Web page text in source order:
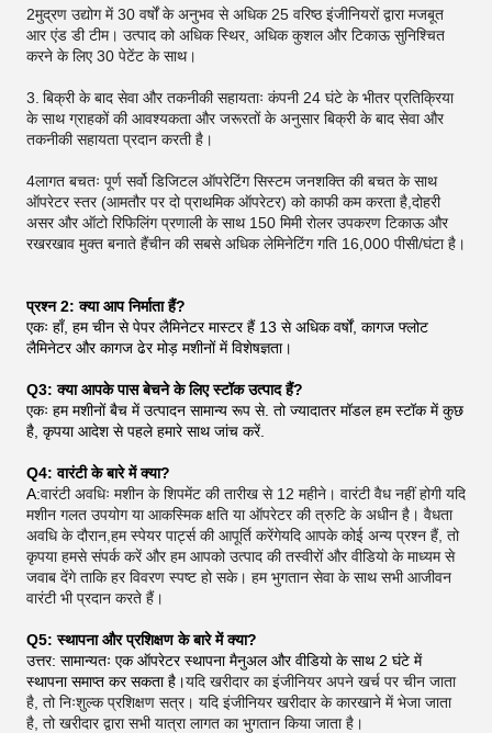
2मुद्रण उद्योग में 30 वर्षों के अनुभव से अधिक 25 वरिष्ठ इंजीनियरों द्वारा मजबूत
आर एंड डी टीम। उत्पाद को अधिक स्थिर, अधिक कुशल और टिकाऊ सुनिश्चित
करने के लिए 30 पेटेंट के साथ।
3. बिक्री के बाद सेवा और तकनीकी सहायताः कंपनी 24 घंटे के भीतर प्रतिक्रिया
के साथ ग्राहकों की आवश्यकता और जरूरतों के अनुसार बिक्री के बाद सेवा और
तकनीकी सहायता प्रदान करती है।
4लागत बचतः पूर्ण सर्वो डिजिटल ऑपरेटिंग सिस्टम जनशक्ति की बचत के साथ
ऑपरेटर स्तर (आमतौर पर दो प्राथमिक ऑपरेटर) को काफी कम करता है,दोहरी
असर और ऑटो रिफिलिंग प्रणाली के साथ 150 मिमी रोलर उपकरण टिकाऊ और
रखरखाव मुक्त बनाते हैंचीन की सबसे अधिक लेमिनेटिंग गति 16,000 पीसी/घंटा है।
प्रश्न 2: क्या आप निर्माता हैं?
एकः हाँ, हम चीन से पेपर लैमिनेटर मास्टर हैं 13 से अधिक वर्षों, कागज फ्लोट
लैमिनेटर और कागज ढेर मोड़ मशीनों में विशेषज्ञता।
Q3: क्या आपके पास बेचने के लिए स्टॉक उत्पाद हैं?
एकः हम मशीनों बैच में उत्पादन सामान्य रूप से. तो ज्यादातर मॉडल हम स्टॉक में कुछ
है, कृपया आदेश से पहले हमारे साथ जांच करें.
Q4: वारंटी के बारे में क्या?
A:वारंटी अवधिः मशीन के शिपमेंट की तारीख से 12 महीने। वारंटी वैध नहीं होगी यदि
मशीन गलत उपयोग या आकस्मिक क्षति या ऑपरेटर की त्रुटि के अधीन है। वैधता
अवधि के दौरान,हम स्पेयर पार्ट्स की आपूर्ति करेंगेयदि आपके कोई अन्य प्रश्न हैं, तो
कृपया हमसे संपर्क करें और हम आपको उत्पाद की तस्वीरों और वीडियो के माध्यम से
जवाब देंगे ताकि हर विवरण स्पष्ट हो सके। हम भुगतान सेवा के साथ सभी आजीवन
वारंटी भी प्रदान करते हैं।
Q5: स्थापना और प्रशिक्षण के बारे में क्या?
उत्तर: सामान्यतः एक ऑपरेटर स्थापना मैनुअल और वीडियो के साथ 2 घंटे में
स्थापना समाप्त कर सकता है।यदि खरीदार का इंजीनियर अपने खर्च पर चीन जाता
है, तो निःशुल्क प्रशिक्षण सत्र। यदि इंजीनियर खरीदार के कारखाने में भेजा जाता
है, तो खरीदार द्वारा सभी यात्रा लागत का भुगतान किया जाता है।